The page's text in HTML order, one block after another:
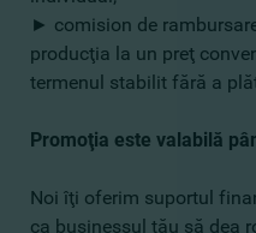
► comision de
producţia la un preţ
termenul stabilit fără a
Promoţia este valabilă
Noi îţi oferim suportul
ca businessul tău să dea